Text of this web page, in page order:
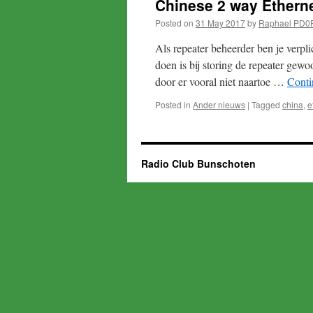
Chinese 2 way
Posted on 31 May 2017by Raphael
Als repeater beheerder ben je
doen is bij storing de repeater
door er vooral niet naartoe …
Posted in Ander nieuws | Tagged china,
Radio Club Bunschoten